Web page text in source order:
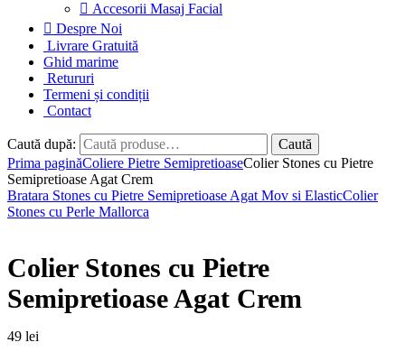
Accesorii Masaj Facial
Despre Noi
Livrare Gratuită
Ghid marime
Retururi
Termeni și condiții
Contact
Caută după:
Caută
Prima paginăColiere Pietre SemipretioaseColier Stones cu Pietre
Semipretioase Agat Crem
Bratara Stones cu Pietre Semipretioase Agat Mov si ElasticColier
Stones cu Perle Mallorca
Colier Stones cu Pietre
Semipretioase Agat Crem
49 lei